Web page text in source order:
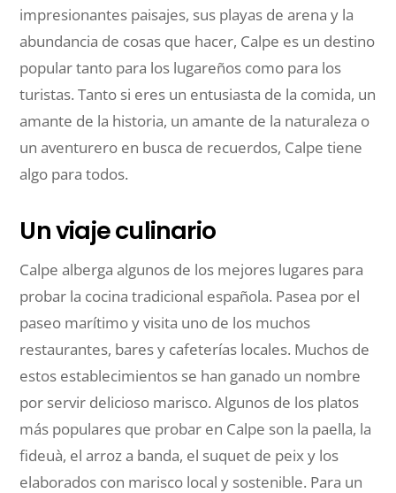
impresionantes paisajes, sus playas de arena y la
abundancia de cosas que hacer, Calpe es un destino
popular tanto para los lugareños como para los
turistas. Tanto si eres un entusiasta de la comida, un
amante de la historia, un amante de la naturaleza o
un aventurero en busca de recuerdos, Calpe tiene
algo para todos.
Un viaje culinario
Calpe alberga algunos de los mejores lugares para
probar la cocina tradicional española. Pasea por el
paseo marítimo y visita uno de los muchos
restaurantes, bares y cafeterías locales. Muchos de
estos establecimientos se han ganado un nombre
por servir delicioso marisco. Algunos de los platos
más populares que probar en Calpe son la paella, la
fideuà, el arroz a banda, el suquet de peix y los
elaborados con marisco local y sostenible. Para un